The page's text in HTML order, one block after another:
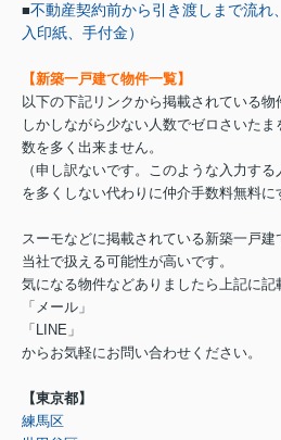
■不動産契約前から引き渡しまで流れ
入印紙、手付金）
【新築一戸建て物件一覧】
以下の下記リンクから掲載されている物
しかしながら少ない人数でゼロさいた
数を多く出来ません。
（申し訳ないです。このような入力す
を多くしない代わりに仲介手数料無料に
スーモなどに掲載されている新築一戸
当社で扱える可能性が高いです。
気になる物件などありましたら上記に記
「メール」
「LINE」
からお気軽にお問い合わせください。
【東京都】
練馬区